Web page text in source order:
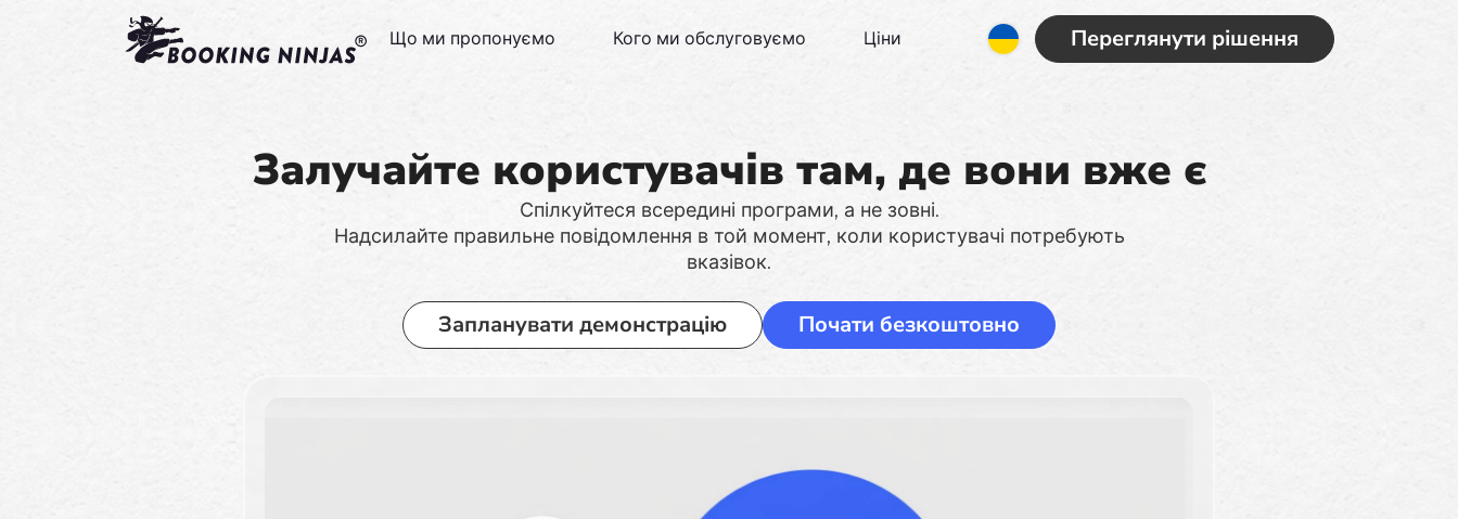
Переглянути рішення
Що ми пропонуємо Кого ми обслуговуємо Ціни
Залучайте користувачів там, де вони вже є
Спілкуйтеся всередині програми, а не зовні.
Надсилайте правильне повідомлення в той момент, коли користувачі потребують
вказівок.
Запланувати демонстрацію Почати безкоштовно